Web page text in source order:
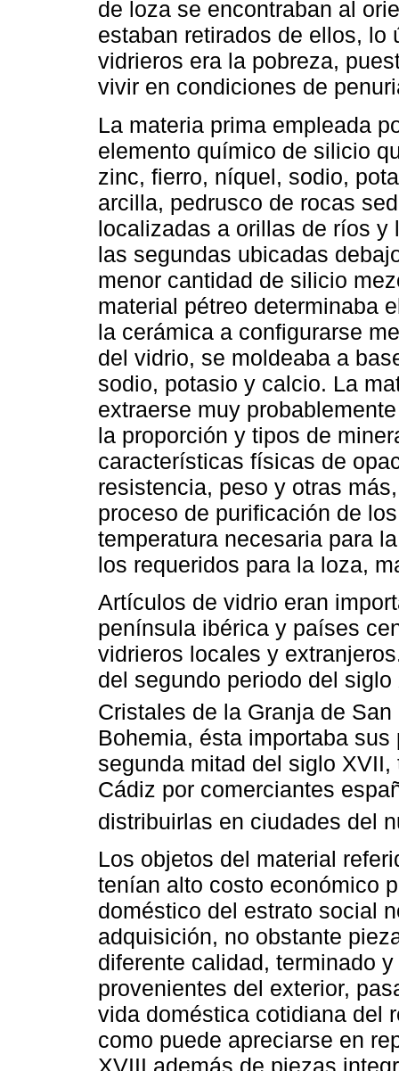
de loza se encontraban al
estaban retirados de ellos, lo
vidrieros era la pobreza,
vivir en condiciones de
La materia prima empleada
elemento químico de silicio
zinc, fierro, níquel, sodio,
arcilla, pedrusco de rocas
localizadas a orillas de ríos y
las segundas ubicadas
menor cantidad de silicio
material pétreo determinaba
la cerámica a configurarse
del vidrio, se moldeaba a
sodio, potasio y calcio. La
extraerse muy
la proporción y tipos de
características físicas de
resistencia, peso y otras
proceso de purificación de
temperatura necesaria para
los requeridos para la loza,
Artículos de vidrio eran
península ibérica y países
vidrieros locales y
del segundo periodo del
Cristales de la Granja de San
Bohemia, ésta importaba
segunda mitad del siglo
Cádiz por comerciantes
distribuirlas en ciudades del
Los objetos del material
tenían alto costo económico
doméstico del estrato social
adquisición, no obstante
diferente calidad, terminado
provenientes del exterior,
vida doméstica cotidiana del
como puede apreciarse en
XVIII además de piezas